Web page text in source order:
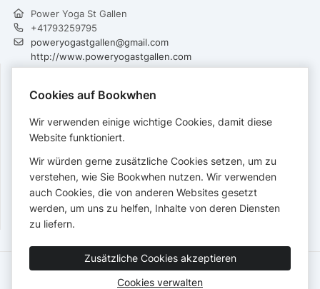
Power Yoga St Gallen
+41793259795
poweryogastgallen@gmail.com
http://www.poweryogastgallen.com
FOLGEN
ZAHLUNGEN
Akzeptierte Karten:
Nutzungsbedingungen Datenschutz
Barrierefreiheitserklärung
Cookies auf Bookwhen
Wir verwenden einige wichtige Cookies, damit diese
Website funktioniert.
Wir würden gerne zusätzliche Cookies setzen, um zu
verstehen, wie Sie Bookwhen nutzen. Wir verwenden
auch Cookies, die von anderen Websites gesetzt
werden, um uns zu helfen, Inhalte von deren Diensten
zu liefern.
Zusätzliche Cookies akzeptieren
Cookies verwalten